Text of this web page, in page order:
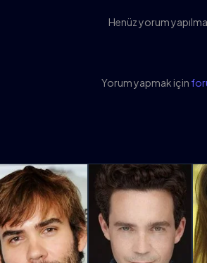
Henüz yorum
Yorum yapmak için